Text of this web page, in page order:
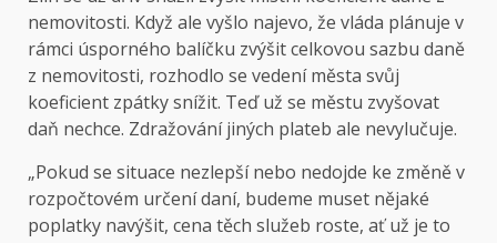
nemovitosti. Když ale vyšlo najevo, že vláda plánuje v
rámci úsporného balíčku zvýšit celkovou sazbu daně
z nemovitosti, rozhodlo se vedení města svůj
koeficient zpátky snížit. Teď už se městu zvyšovat
daň nechce. Zdražování jiných plateb ale nevylučuje.
„Pokud se situace nezlepší nebo nedojde ke změně v
rozpočtovém určení daní, budeme muset nějaké
poplatky navýšit, cena těch služeb roste, ať už je to